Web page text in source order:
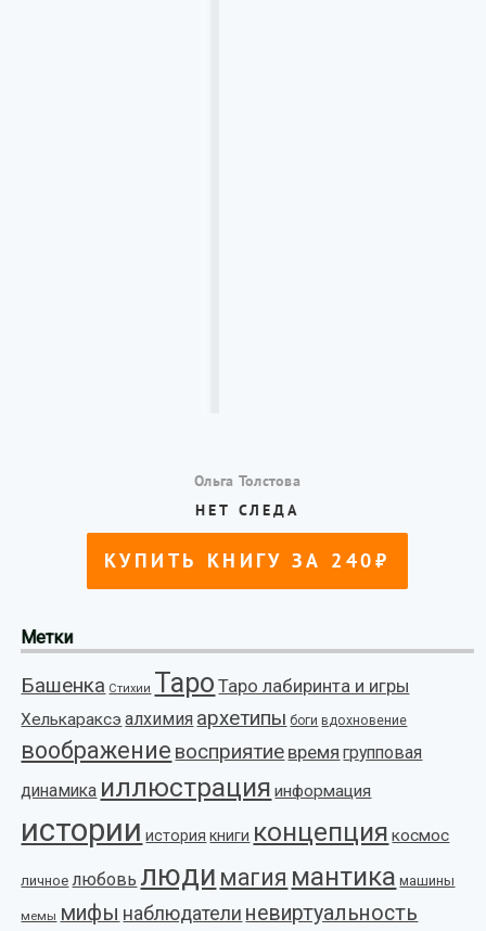
Метки
Башенка Стихии Таро Таро лабиринта и игры
Хелькараксэ алхимия архетипы боги вдохновение
воображение восприятие время групповая
динамика иллюстрация информация
истории история книги концепция космос
личное любовь люди магия мантика машины
мемы мифы наблюдатели невиртуальность